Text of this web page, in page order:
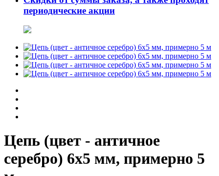
периодические акции
Цепь (цвет - античное
серебро) 6х5 мм, примерно 5